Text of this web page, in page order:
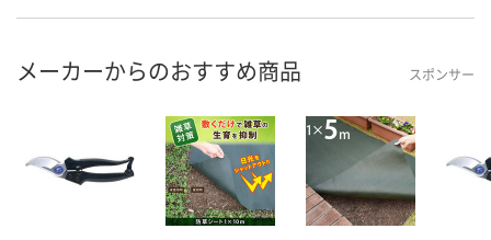
メーカーからのおすすめ商品 スポンサー